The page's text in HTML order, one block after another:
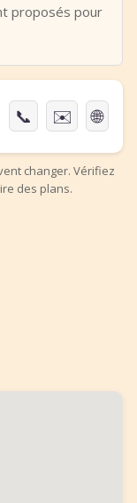
proposés pour
📞 ✉️ 🌐
changer. Vérifiez
des plans.